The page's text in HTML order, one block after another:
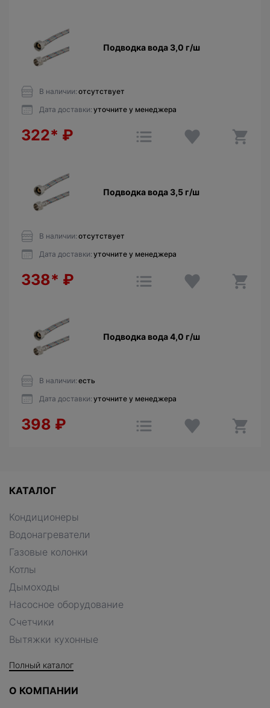
Подводка вода 3,0 г/ш
В наличии: отсутствует
Дата доставки: уточните у менеджера
322* ₽
Подводка вода 3,5 г/ш
В наличии: отсутствует
Дата доставки: уточните у менеджера
338* ₽
Подводка вода 4,0 г/ш
В наличии: есть
Дата доставки: уточните у менеджера
398 ₽
КАТАЛОГ
Кондиционеры
Водонагреватели
Газовые колонки
Котлы
Дымоходы
Насосное оборудование
Счетчики
Вытяжки кухонные
Полный каталог
О КОМПАНИИ